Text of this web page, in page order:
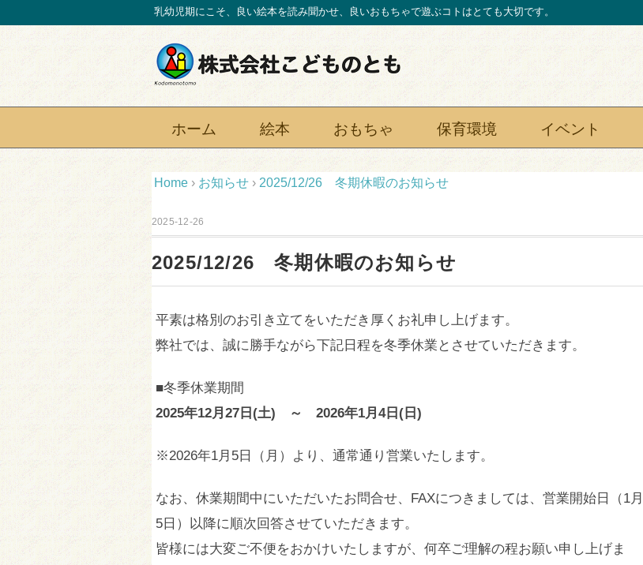
乳幼児期にこそ、良い絵本を読み聞かせ、良いおもちゃで遊ぶコトはとても大切です。
ホーム 絵本 おもちゃ 保育環境 イベント
Home › お知らせ › 2025/12/26 冬期休暇のお知らせ
2025-12-26
2025/12/26 冬期休暇のお知らせ
平素は格別のお引き立てをいただき厚くお礼申し上げます。
弊社では、誠に勝手ながら下記日程を冬季休業とさせていただきます。
■冬季休業期間
2025年12月27日(土) ～ 2026年1月4日(日)
※2026年1月5日（月）より、通常通り営業いたします。
なお、休業期間中にいただいたお問合せ、FAXにつきましては、営業開始日（1月
5日）以降に順次回答させていただきます。
皆様には大変ご不便をおかけいたしますが、何卒ご理解の程お願い申し上げま